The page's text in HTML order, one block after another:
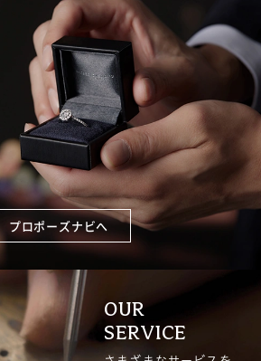
プロポーズナビへ
OUR
SERVICE